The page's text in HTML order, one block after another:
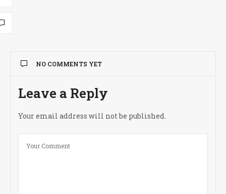
NO COMMENTS YET
Leave a Reply
Your email address will not be published.